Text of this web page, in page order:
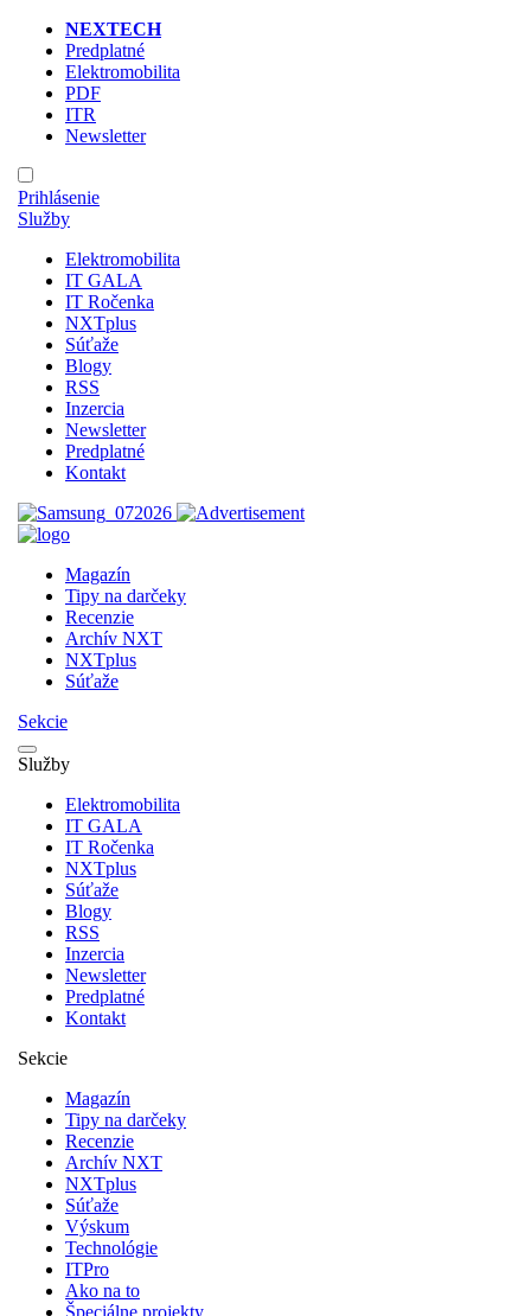
NEXTECH
Predplatné
Elektromobilita
PDF
ITR
Newsletter
Prihlásenie
Služby
Elektromobilita
IT GALA
IT Ročenka
NXTplus
Súťaže
Blogy
RSS
Inzercia
Newsletter
Predplatné
Kontakt
Magazín
Tipy na darčeky
Recenzie
Archív NXT
NXTplus
Súťaže
Sekcie
Služby
Elektromobilita
IT GALA
IT Ročenka
NXTplus
Súťaže
Blogy
RSS
Inzercia
Newsletter
Predplatné
Kontakt
Sekcie
Magazín
Tipy na darčeky
Recenzie
Archív NXT
NXTplus
Súťaže
Výskum
Technológie
ITPro
Ako na to
Špeciálne projekty